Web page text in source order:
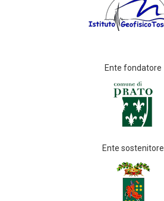
Ente fondatore
Ente sostenitore